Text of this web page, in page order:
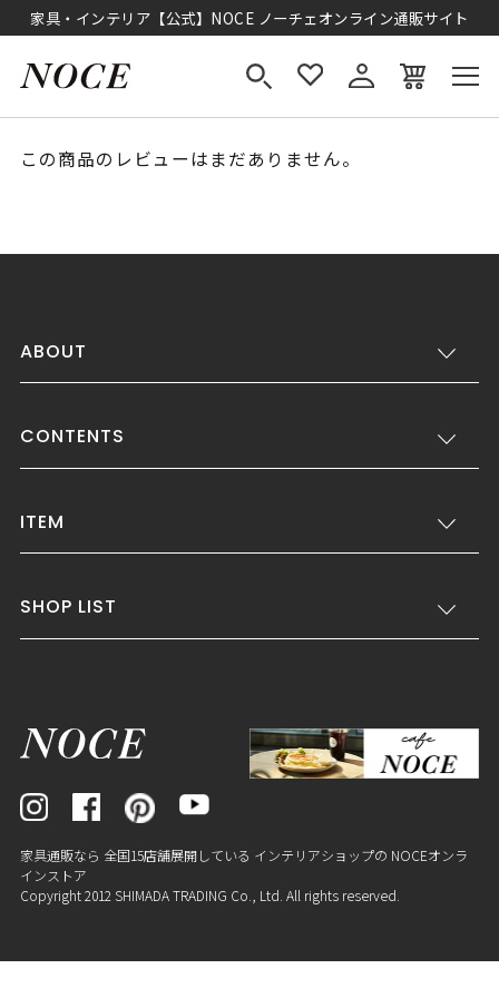
家具・インテリア【公式】NOCE ノーチェオンライン通販サイト
この商品のレビューはまだありません。
ABOUT
CONTENTS
ITEM
SHOP LIST
家具通販なら 全国15店舗展開している インテリアショップの NOCEオンラ
インストア
Copyright 2012 SHIMADA TRADING Co., Ltd. All rights reserved.